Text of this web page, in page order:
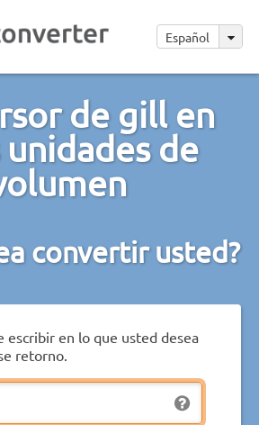
Español
de gill en
de
convertir usted?
escribir en lo que usted desea
retorno.